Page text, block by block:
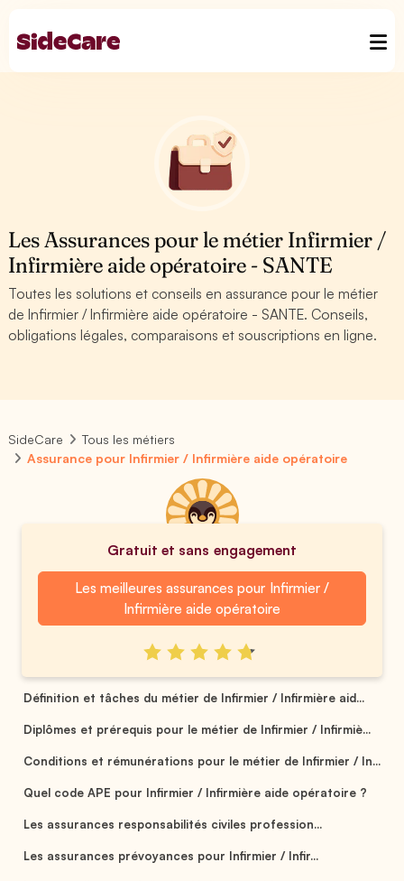
Les Assurances pour le métier Infirmier /
Infirmière aide opératoire - SANTE
Toutes les solutions et conseils en assurance pour le métier
de Infirmier / Infirmière aide opératoire - SANTE. Conseils,
obligations légales, comparaisons et souscriptions en ligne.
SideCare
Tous les métiers
Assurance pour Infirmier / Infirmière aide opératoire
Gratuit et sans engagement
Les meilleures assurances pour Infirmier /
Infirmière aide opératoire
Définition et tâches du métier de Infirmier / Infirmière aid...
Diplômes et prérequis pour le métier de Infirmier / Infirmiè...
Conditions et rémunérations pour le métier de Infirmier / In...
Quel code APE pour Infirmier / Infirmière aide opératoire ?
Les assurances responsabilités civiles profession...
Les assurances prévoyances pour Infirmier / Infir...